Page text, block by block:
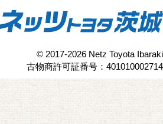
© 2017-2026 Netz Toyota Ibaraki
古物商許可証番号：401010002714